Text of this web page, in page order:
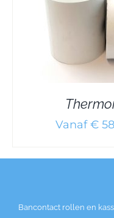
Vanaf €
Bancontact rollen en